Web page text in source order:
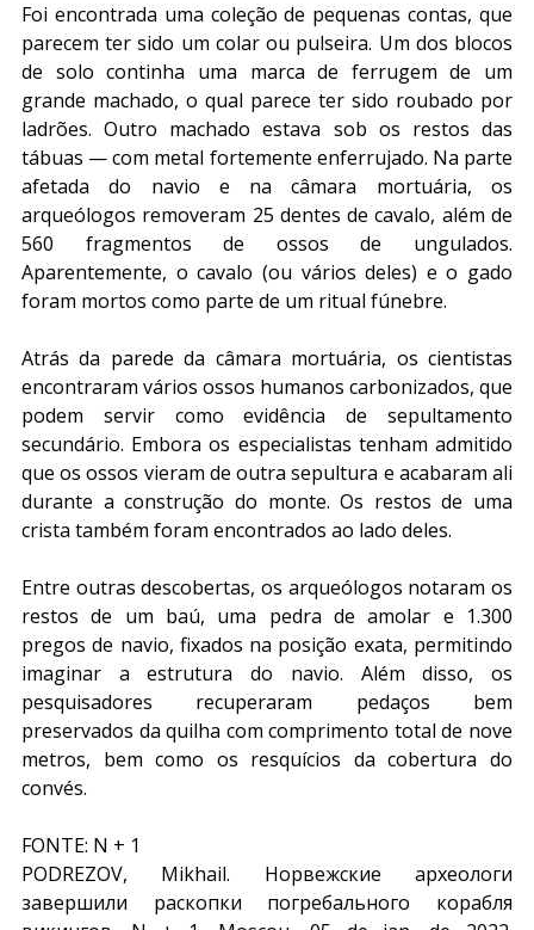
Foi encontrada uma coleção de pequenas contas, que
parecem ter sido um colar ou pulseira. Um dos blocos
de solo continha uma marca de ferrugem de um
grande machado, o qual parece ter sido roubado por
ladrões. Outro machado estava sob os restos das
tábuas — com metal fortemente enferrujado. Na parte
afetada do navio e na câmara mortuária, os
arqueólogos removeram 25 dentes de cavalo, além de
560 fragmentos de ossos de ungulados.
Aparentemente, o cavalo (ou vários deles) e o gado
foram mortos como parte de um ritual fúnebre.
Atrás da parede da câmara mortuária, os cientistas
encontraram vários ossos humanos carbonizados, que
podem servir como evidência de sepultamento
secundário. Embora os especialistas tenham admitido
que os ossos vieram de outra sepultura e acabaram ali
durante a construção do monte. Os restos de uma
crista também foram encontrados ao lado deles.
Entre outras descobertas, os arqueólogos notaram os
restos de um baú, uma pedra de amolar e 1.300
pregos de navio, fixados na posição exata, permitindo
imaginar a estrutura do navio. Além disso, os
pesquisadores recuperaram pedaços bem
preservados da quilha com comprimento total de nove
metros, bem como os resquícios da cobertura do
convés.
FONTE: N + 1
PODREZOV, Mikhail. Норвежские археологи
завершили раскопки погребального корабля